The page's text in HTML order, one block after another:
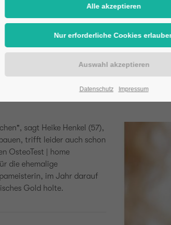
Heike Henkel
kommt. Da der
OsteoTest gibt frühestmöglich Hinweise
sagt Heike Henkel (57),
trifft leider auch schon
OsteoTest | home
die ehemalige
im Jahr darauf
Gold holte.
Datenschutz Impressum